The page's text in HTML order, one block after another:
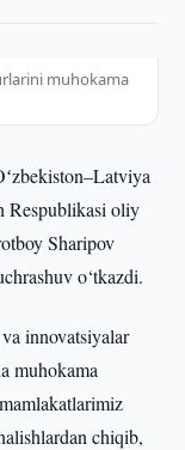
muhokama
Respublikasi oliy
Sharipov
o‘tkazdi.
innovatsiyalar
muhokama
chiqib,